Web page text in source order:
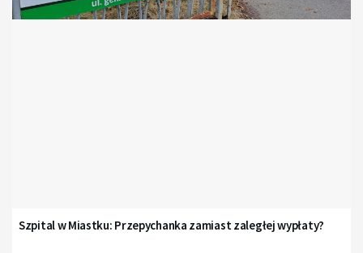
Szpital w Miastku: Przepychanka zamiast zaległej wypłaty?